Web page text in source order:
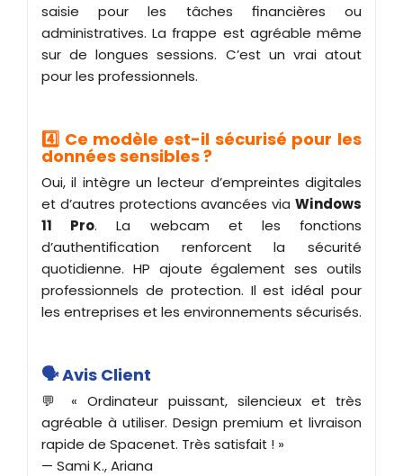
saisie pour les tâches financières ou
administratives. La frappe est agréable même
sur de longues sessions. C’est un vrai atout
pour les professionnels.
4️⃣ Ce modèle est-il sécurisé pour les
données sensibles ?
Oui, il intègre un lecteur d’empreintes digitales
et d’autres protections avancées via Windows
11 Pro. La webcam et les fonctions
d’authentification renforcent la sécurité
quotidienne. HP ajoute également ses outils
professionnels de protection. Il est idéal pour
les entreprises et les environnements sécurisés.
🗣️ Avis Client
💬 « Ordinateur puissant, silencieux et très
agréable à utiliser. Design premium et livraison
rapide de Spacenet. Très satisfait ! »
— Sami K., Ariana